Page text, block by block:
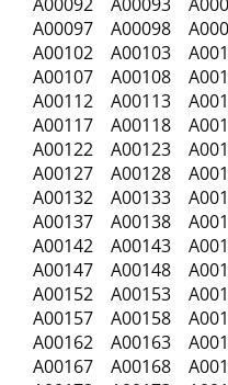
A00097 A00098
A00102 A00103
A00107 A00108
A00112 A00113
A00117 A00118
A00122 A00123
A00127 A00128
A00132 A00133
A00137 A00138
A00142 A00143
A00147 A00148
A00152 A00153
A00157 A00158
A00162 A00163
A00167 A00168